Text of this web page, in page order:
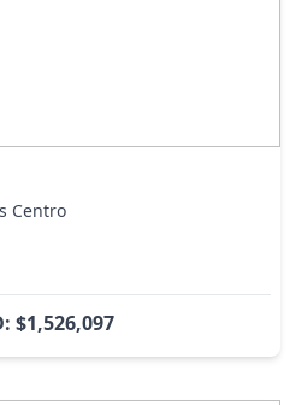
Centro
$1,526,097